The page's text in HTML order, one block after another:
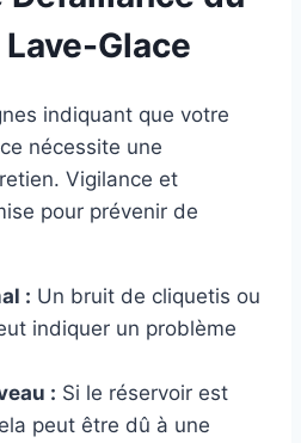
Glace
indiquant que votre
nécessite une
Vigilance et
pour prévenir de
: Un bruit de cliquetis ou
indiquer un problème
: Si le réservoir est
peut être dû à une